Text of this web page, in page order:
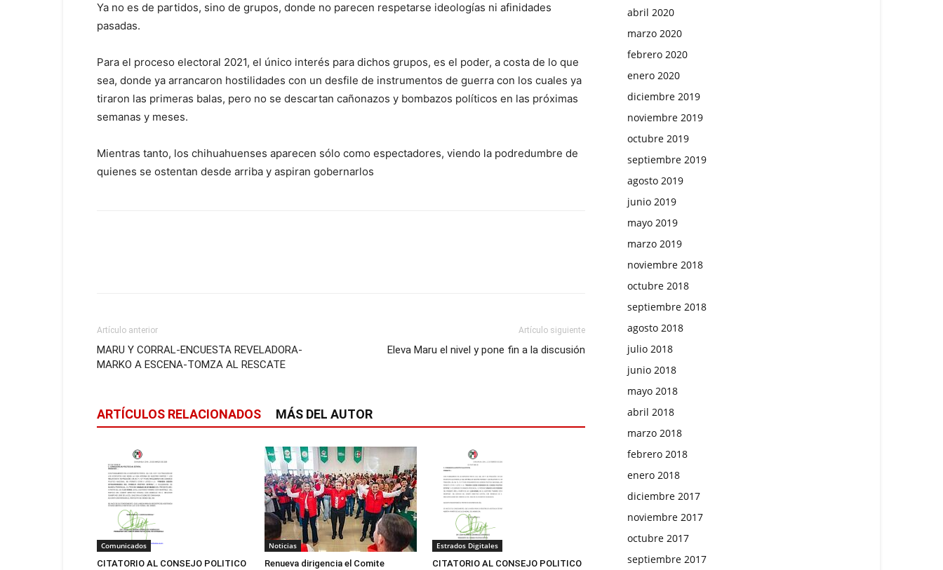
Ya no es de partidos, sino de grupos, donde no parecen respetarse ideologías ni afinidades
pasadas.
Para el proceso electoral 2021, el único interés para dichos grupos, es el poder, a costa de lo que
sea, donde ya arrancaron hostilidades con un desfile de instrumentos de guerra con los cuales ya
tiraron las primeras balas, pero no se descartan cañonazos y bombazos políticos en las próximas
semanas y meses.
Mientras tanto, los chihuahuenses aparecen sólo como espectadores, viendo la podredumbre de
quienes se ostentan desde arriba y aspiran gobernarlos
Artículo anterior
MARU Y CORRAL-ENCUESTA REVELADORA-
MARKO A ESCENA-TOMZA AL RESCATE
Artículo siguiente
Eleva Maru el nivel y pone fin a la discusión
ARTÍCULOS RELACIONADOS MÁS DEL AUTOR
Comunicados
CITATORIO AL CONSEJO POLITICO
Noticias
Renueva dirigencia el Comite
Estrados Digitales
CITATORIO AL CONSEJO POLITICO
abril 2020
marzo 2020
febrero 2020
enero 2020
diciembre 2019
noviembre 2019
octubre 2019
septiembre 2019
agosto 2019
junio 2019
mayo 2019
marzo 2019
noviembre 2018
octubre 2018
septiembre 2018
agosto 2018
julio 2018
junio 2018
mayo 2018
abril 2018
marzo 2018
febrero 2018
enero 2018
diciembre 2017
noviembre 2017
octubre 2017
septiembre 2017